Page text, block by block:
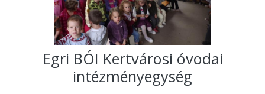
Egri BÓI Kertvárosi óvodai
intézményegység